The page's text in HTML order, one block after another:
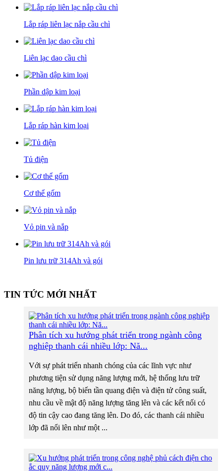
Lắp ráp liên lạc nắp cầu chì
Liên lạc dao cầu chì
Phần dập kim loại
Lắp ráp hàn kim loại
Tủ điện
Cơ thể gốm
Vỏ pin và nắp
Pin lưu trữ 314Ah và gói
TIN TỨC MỚI NHẤT
Phân tích xu hướng phát triển trong ngành công
nghiệp thanh cái nhiều lớp: Nă...
Với sự phát triển nhanh chóng của các lĩnh vực như
phương tiện sử dụng năng lượng mới, hệ thống lưu trữ
năng lượng, bộ biến tần quang điện và điện tử công suất,
nhu cầu về mật độ năng lượng tăng lên và các kết nối có
độ tin cậy cao đang tăng lên. Do đó, các thanh cái nhiều
lớp đã nổi lên như một ...